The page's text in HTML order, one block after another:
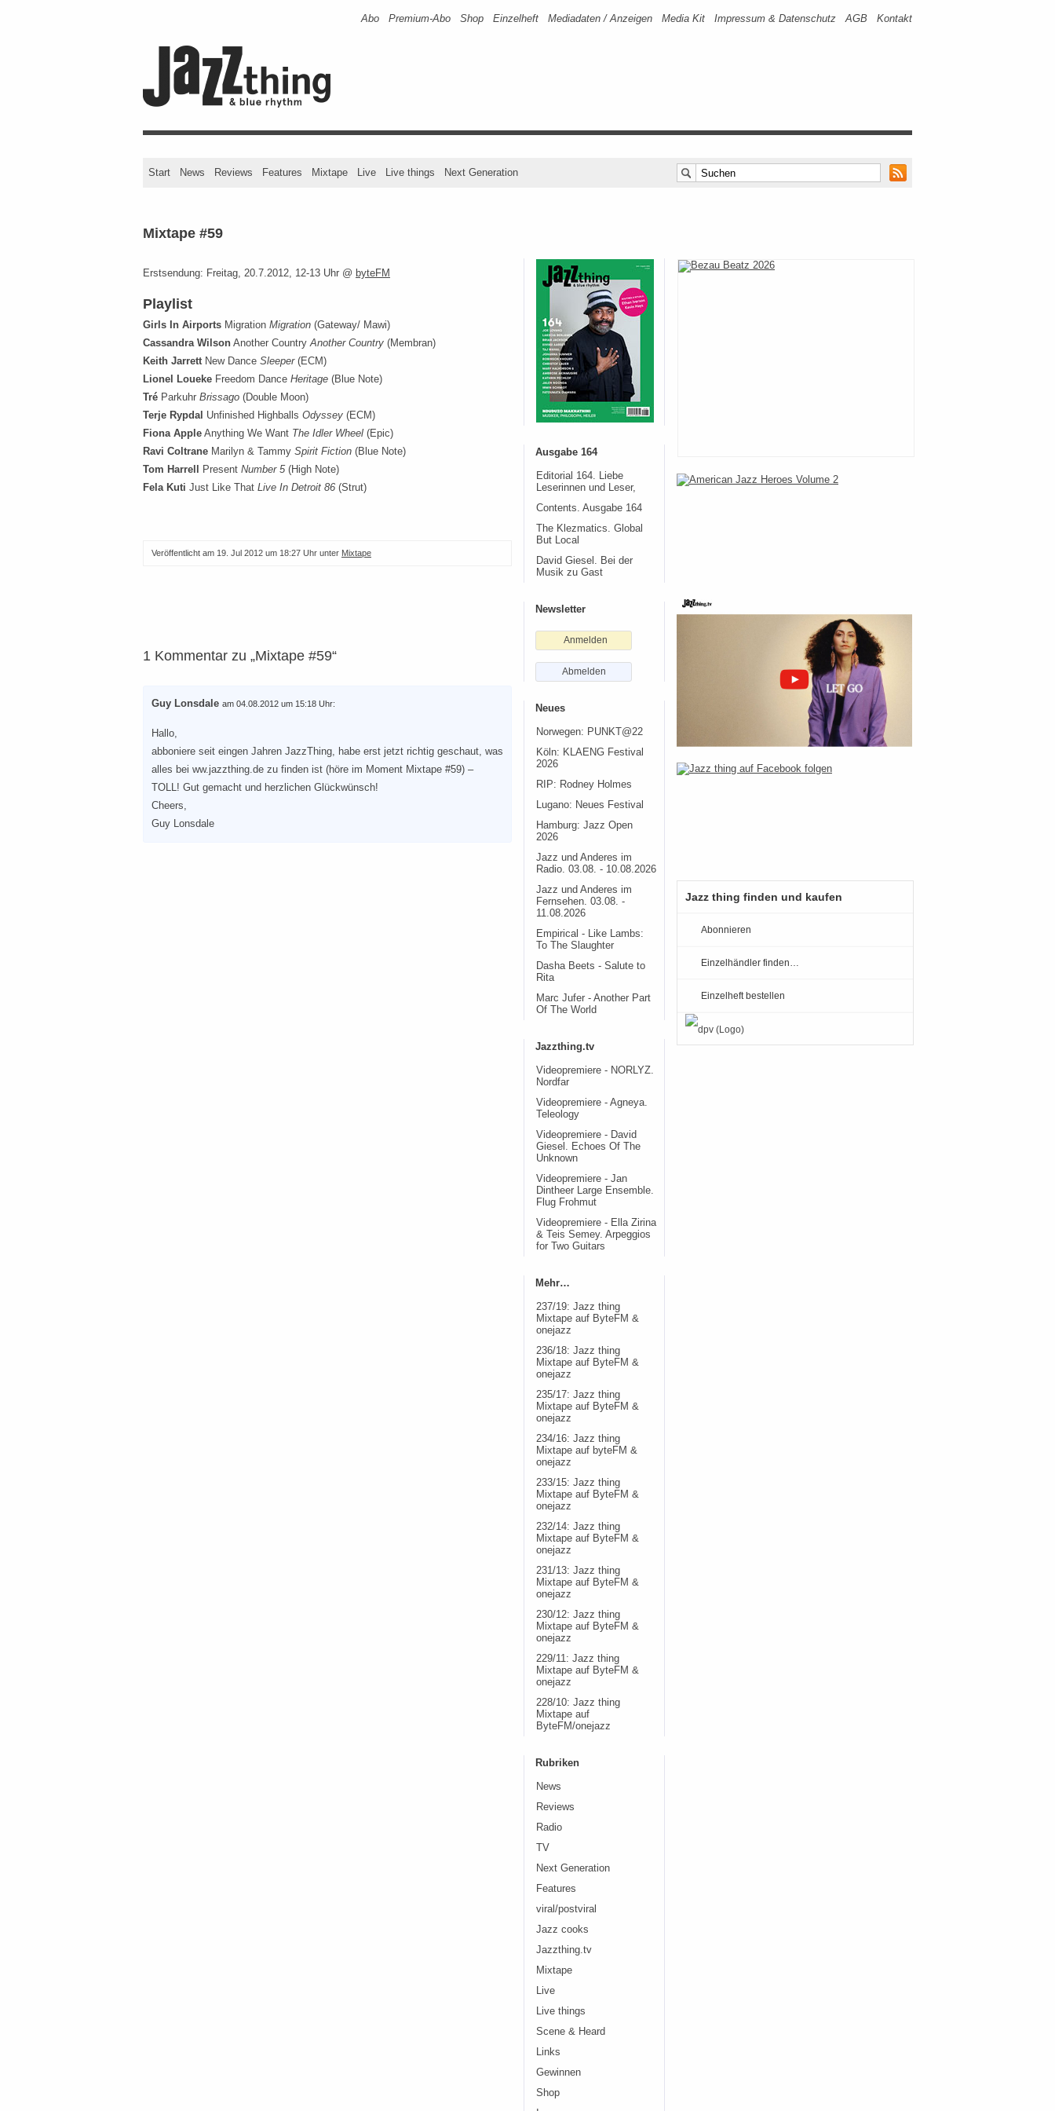
Abo Premium-Abo Shop Einzelheft Mediadaten / Anzeigen Media Kit Impressum & Datenschutz AGB Kontakt
Start News Reviews Features Mixtape Live Live things Next Generation
Mixtape #59
Erstsendung: Freitag, 20.7.2012, 12-13 Uhr @ byteFM
Playlist
Girls In Airports Migration Migration (Gateway/ Mawi)
Cassandra Wilson Another CountryAnother Country (Membran)
Keith JarrettNew Dance Sleeper(ECM)
Lionel Loueke Freedom Dance Heritage (Blue Note)
Tré Parkuhr Brissago (Double Moon)
Terje Rypdal Unfinished Highballs Odyssey (ECM)
Fiona Apple Anything We Want The Idler Wheel (Epic)
Ravi Coltrane Marilyn & Tammy Spirit Fiction (Blue Note)
Tom Harrell
Present Number 5(High Note)
Fela Kuti Just Like That Live In Detroit 86 (Strut)
Veröffentlicht am 19. Jul 2012 um 18:27 Uhr unter Mixtape
1 Kommentar zu „Mixtape #59“
Guy Lonsdale am 04.08.2012 um 15:18 Uhr:
Hallo,
abboniere seit eingen Jahren JazzThing, habe erst jetzt richtig geschaut, was
alles bei ww.jazzthing.de zu finden ist (höre im Moment Mixtape #59) –
TOLL! Gut gemacht und herzlichen Glückwünsch!
Cheers,
Guy Lonsdale
Ausgabe 164
Editorial 164. Liebe
Leserinnen und Leser,
Contents. Ausgabe 164
The Klezmatics. Global
But Local
David Giesel. Bei der
Musik zu Gast
Newsletter
Anmelden
Abmelden
Neues
Norwegen: PUNKT@22
Köln: KLAENG Festival
2026
RIP: Rodney Holmes
Lugano: Neues Festival
Hamburg: Jazz Open
2026
Jazz und Anderes im
Radio. 03.08. - 10.08.2026
Jazz und Anderes im
Fernsehen. 03.08. -
11.08.2026
Empirical - Like Lambs:
To The Slaughter
Dasha Beets - Salute to
Rita
Marc Jufer - Another Part
Of The World
Jazzthing.tv
Videopremiere - NORLYZ.
Nordfar
Videopremiere - Agneya.
Teleology
Videopremiere - David
Giesel. Echoes Of The
Unknown
Videopremiere - Jan
Dintheer Large Ensemble.
Flug Frohmut
Videopremiere - Ella Zirina
& Teis Semey. Arpeggios
for Two Guitars
Mehr…
237/19: Jazz thing
Mixtape auf ByteFM &
onejazz
236/18: Jazz thing
Mixtape auf ByteFM &
onejazz
235/17: Jazz thing
Mixtape auf ByteFM &
onejazz
234/16: Jazz thing
Mixtape auf byteFM &
onejazz
233/15: Jazz thing
Mixtape auf ByteFM &
onejazz
232/14: Jazz thing
Mixtape auf ByteFM &
onejazz
231/13: Jazz thing
Mixtape auf ByteFM &
onejazz
230/12: Jazz thing
Mixtape auf ByteFM &
onejazz
229/11: Jazz thing
Mixtape auf ByteFM &
onejazz
228/10: Jazz thing
Mixtape auf
ByteFM/onejazz
Rubriken
News
Reviews
Radio
TV
Next Generation
Features
viral/postviral
Jazz cooks
Jazzthing.tv
Mixtape
Live
Live things
Scene & Heard
Links
Gewinnen
Shop
Jazz thing finden und kaufen
Abonnieren
Einzelhändler finden…
Einzelheft bestellen